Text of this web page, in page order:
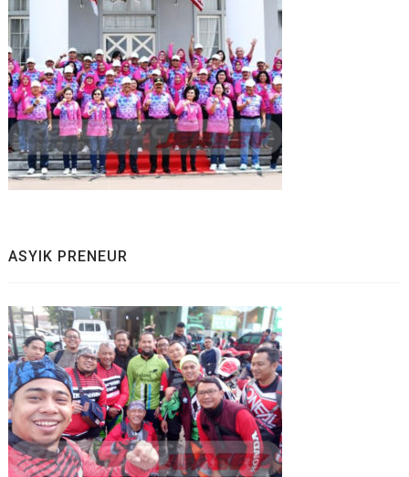
ASYIK PRENEUR